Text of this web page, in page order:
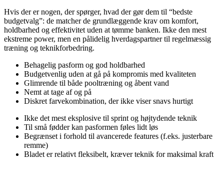
Hvis der er nogen, der spørger, hvad der gør dem til “bedste
budgetvalg”: de matcher de grundlæggende krav om komfort,
holdbarhed og effektivitet uden at tømme banken. Ikke den mest
ekstreme power, men en pålidelig hverdagspartner til regelmæssig
træning og teknikforbedring.
Behagelig pasform og god holdbarhed
Budgetvenlig uden at gå på kompromis med kvaliteten
Glimrende til både pooltræning og åbent vand
Nemt at tage af og på
Diskret farvekombination, der ikke viser snavs hurtigt
Ikke det mest eksplosive til sprint og højtydende teknik
Til små fødder kan pasformen føles lidt løs
Begrænset i forhold til avancerede features (f.eks. justerbare
remme)
Bladet er relativt fleksibelt, kræver teknik for maksimal kraft